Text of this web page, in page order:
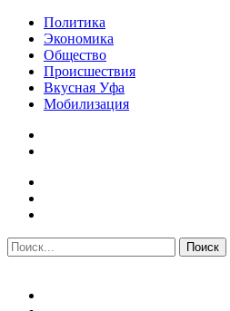
Политика
Экономика
Общество
Происшествия
Вкусная Уфа
Мобилизация